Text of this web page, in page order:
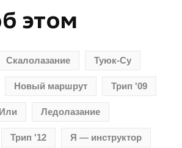
этом
Скалолазание Туюк-Су
Новый маршрут Трип '09
Или Ледолазание
Трип '12 Я — инструктор